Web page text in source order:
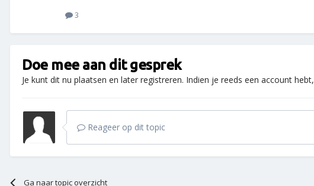
3
Doe mee aan dit gesprek
Je kunt dit nu plaatsen en later registreren. Indien je reeds een account hebt,
Reageer op dit topic
Ga naar topic overzicht